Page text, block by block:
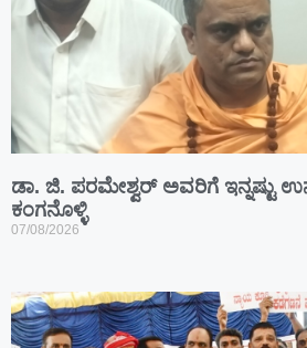
ಡಾ. ಜಿ. ಪರಮೇಶ್ವರ್ ಅವರಿಗೆ ಇನ್ನಷ್ಟು
ಕಂಗನೊಳ್ಳಿ
07/08/2026